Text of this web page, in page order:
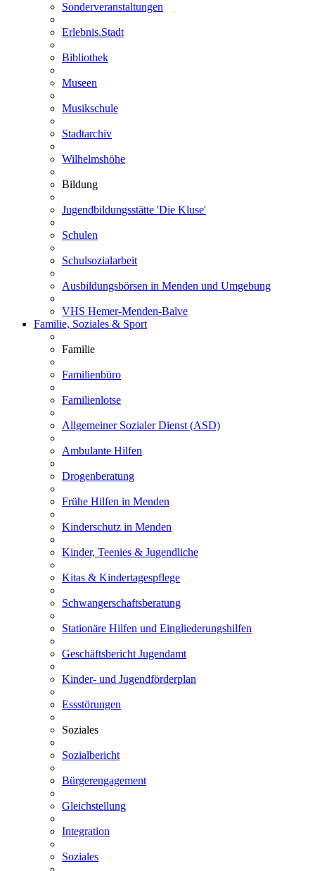
Sonderveranstaltungen
Erlebnis.Stadt
Bibliothek
Museen
Musikschule
Stadtarchiv
Wilhelmshöhe
Bildung
Jugendbildungsstätte 'Die Kluse'
Schulen
Schulsozialarbeit
Ausbildungsbörsen in Menden und Umgebung
VHS Hemer-Menden-Balve
Familie, Soziales & Sport
Familie
Familienbüro
Familienlotse
Allgemeiner Sozialer Dienst (ASD)
Ambulante Hilfen
Drogenberatung
Frühe Hilfen in Menden
Kinderschutz in Menden
Kinder, Teenies & Jugendliche
Kitas & Kindertagespflege
Schwangerschaftsberatung
Stationäre Hilfen und Eingliederungshilfen
Geschäftsbericht Jugendamt
Kinder- und Jugendförderplan
Essstörungen
Soziales
Sozialbericht
Bürgerengagement
Gleichstellung
Integration
Soziales